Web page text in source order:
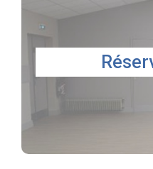
Faite
Voir les